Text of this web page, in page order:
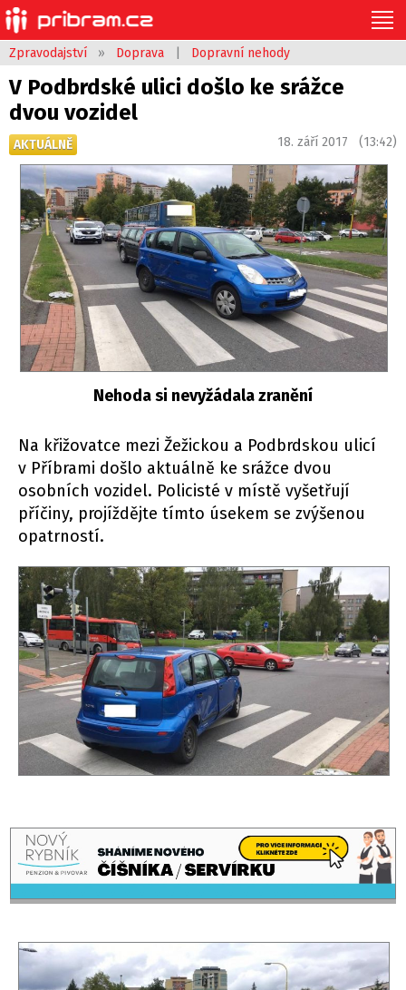
Zpravodajství » Doprava Dopravní nehody
V Podbrdské ulici došlo ke srážce
dvou vozidel
AKTUÁLNĚ 18. září 2017 (13:42)
Nehoda si nevyžádala zranění
Na křižovatce mezi Žežickou a Podbrdskou ulicí
v Příbrami došlo aktuálně ke srážce dvou
osobních vozidel. Policisté v místě vyšetřují
příčiny, projíždějte tímto úsekem se zvýšenou
opatrností.